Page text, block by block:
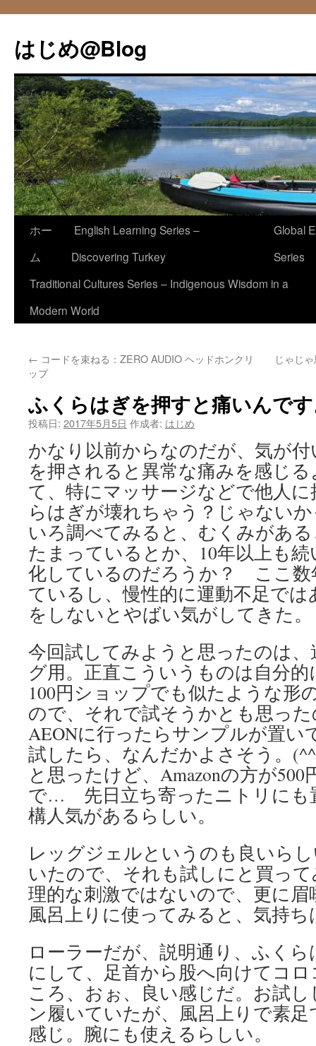
テ
ン
へ
ス
キ
ッ
プ
はじめ@Blog
ホー
ム
English Learning Series –
Discovering Turkey
Global
Series
Traditional Cultures Series – Indigenous Wisdom in a
Modern World
← コードを束ねる：ZERO AUDIO ヘッドホンクリ
ップ
じゃじ
ふくらはぎを押すと痛いんで
投稿日: 2017年5月5日 作成者: はじめ
かなり以前からなのだが、気が
を押されると異常な痛みを感じ
て、特にマッサージなどで他人
らはぎが壊れちゃう？じゃない
いろ調べてみると、むくみがあ
たまっているとか、10年以上も
化しているのだろうか？ ここ数
ているし、慢性的に運動不足で
をしないとやばい気がしてきた。
今回試してみようと思ったのは
グ用。正直こういうものは自分
100円ショップでも似たような形
ので、それで試そうかとも思っ
AEONに行ったらサンプルが置い
試したら、なんだかよさそう。
と思ったけど、Amazonの方が
で… 先日立ち寄ったニトリにも
構人気があるらしい。
レッグジェルというのも良いら
いたので、それも試しにと買っ
理的な刺激ではないので、更に
風呂上りに使ってみると、気持ち
ローラーだが、説明通り、ふく
にして、足首から股へ向けてコ
ころ、おぉ、良い感じだ。お試
ン履いていたが、風呂上りで素
感じ。腕にも使えるらしい。